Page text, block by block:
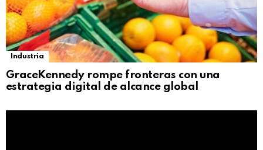
Industria
GraceKennedy rompe fronteras con una
estrategia digital de alcance global